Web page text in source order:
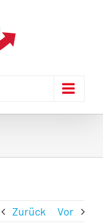
Zurück Vor